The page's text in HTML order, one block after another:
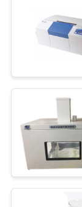
POLICY